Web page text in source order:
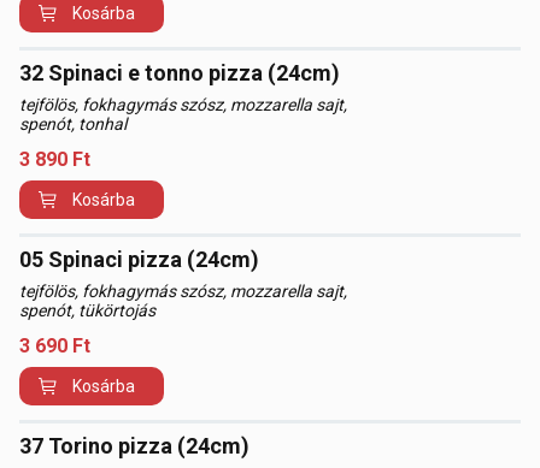
Kosárba
32 Spinaci e tonno pizza (24cm)
tejfölös, fokhagymás szósz, mozzarella sajt,
spenót, tonhal
3 890 Ft
Kosárba
05 Spinaci pizza (24cm)
tejfölös, fokhagymás szósz, mozzarella sajt,
spenót, tükörtojás
3 690 Ft
Kosárba
37 Torino pizza (24cm)